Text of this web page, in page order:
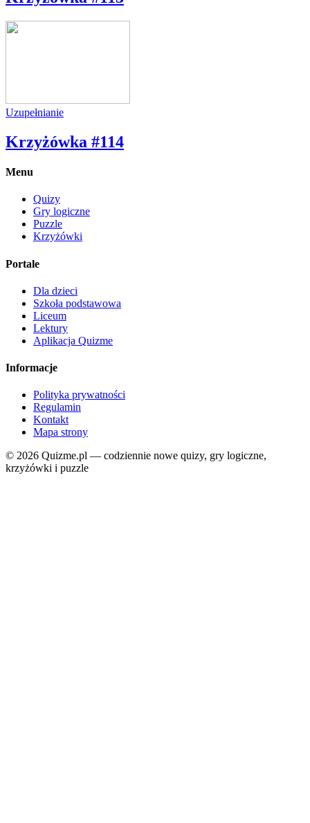
Uzupełnianie
Krzyżówka #114
Menu
Quizy
Gry logiczne
Puzzle
Krzyżówki
Portale
Dla dzieci
Szkoła podstawowa
Liceum
Lektury
Aplikacja Quizme
Informacje
Polityka prywatności
Regulamin
Kontakt
Mapa strony
© 2026 Quizme.pl — codziennie nowe quizy, gry logiczne,
krzyżówki i puzzle